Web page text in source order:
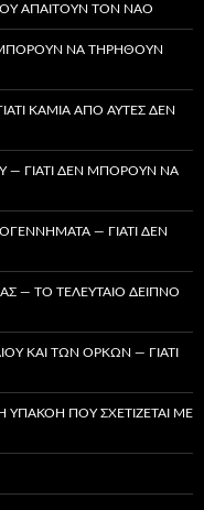
ΑΠΑΙΤΟΎΝ ΤΟΝ ΝΑΌ
ΜΠΟΡΟΎΝ ΝΑ ΤΗΡΗΘΟΎΝ
ΚΑΜΊΑ ΑΠΌ ΑΥΤΈΣ ΔΕΝ
— ΓΙΑΤΊ ΔΕΝ ΜΠΟΡΟΎΝ ΝΑ
— ΓΙΑΤΊ ΔΕΝ
— ΤΟ ΤΕΛΕΥΤΑΊΟ ΔΕΊΠΝΟ
ΚΑΙ ΤΩΝ ΌΡΚΩΝ — ΓΙΑΤΊ
ΥΠΑΚΟΉ ΠΟΥ ΣΧΕΤΊΖΕΤΑΙ ΜΕ